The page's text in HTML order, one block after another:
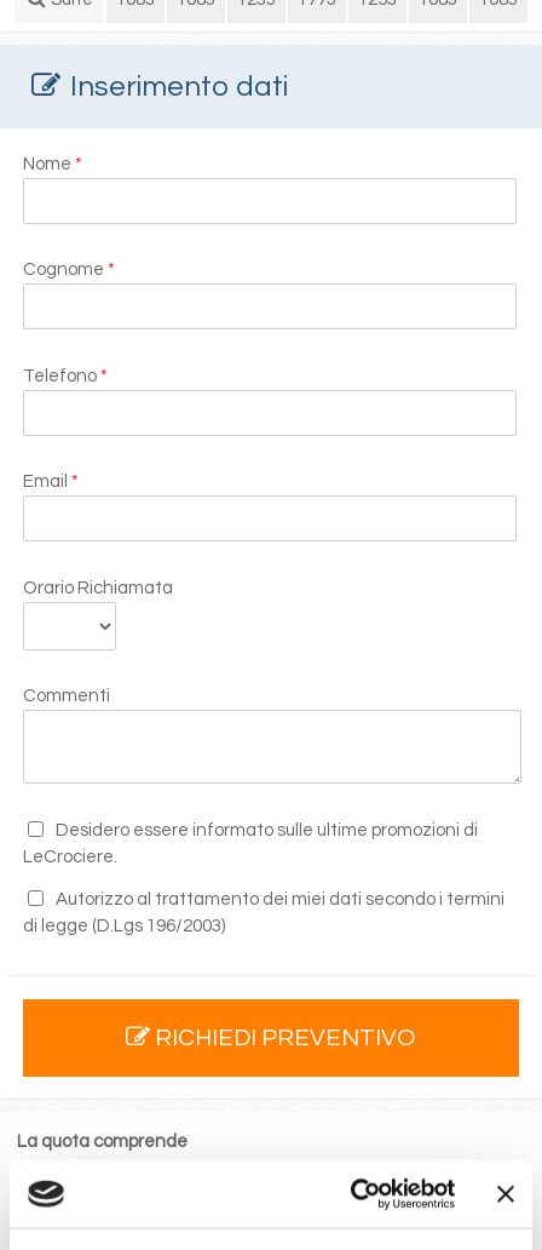
Inserimento dati
Nome *
Cognome *
Telefono *
Email *
Orario Richiamata
Commenti
Desidero essere informato sulle ultime promozioni di
LeCrociere.
Autorizzo al trattamento dei miei dati secondo i termini
di legge (D.Lgs 196/2003)
RICHIEDI PREVENTIVO
La quota comprende
La sistemazione nella cabina prescelta dotata di ogni
comfort: servizi privati, aria condizionata, telefono, TV